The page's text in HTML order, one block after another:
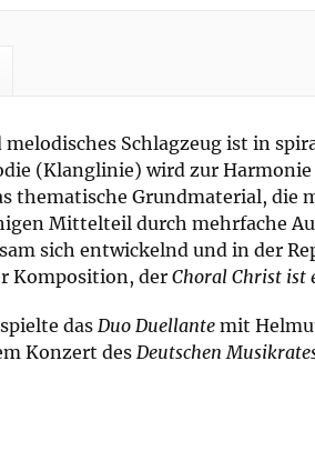
Schlagzeug ist in
(Klanglinie) wird zur
thematische Grundmaterial, die
Mittelteil durch mehrfache
sich entwickelnd und in der
Komposition, der Choral Christ ist
spielte das Duo Duellante mit
Konzert des Deutschen